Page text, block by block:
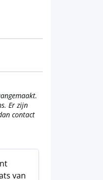
Er zijn
contact
van